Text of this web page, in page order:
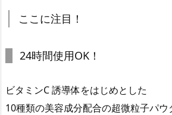
ここに注目！
24時間使用OK！
ビタミンC 誘導体をはじめとした
10種類の美容成分配合の超微粒子パウ